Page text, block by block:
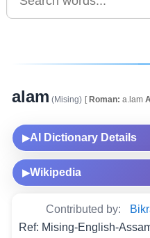
alam (Mising) [Roman: a.lam
▶AI Dictionary Details
▶Wikipedia
Contributed by:
Ref: Mising-English-